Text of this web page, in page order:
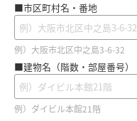
■市区町村名・番地
例）大阪市北区中之島3-6-32
■建物名（階数・部屋番号）
例）ダイビル本館21階